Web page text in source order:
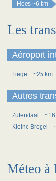
Hees ~6 km
Les
Aéroport
Liege ~25 km
Autres
Zutendaal
~16
Kleine Brogel
Méteo à